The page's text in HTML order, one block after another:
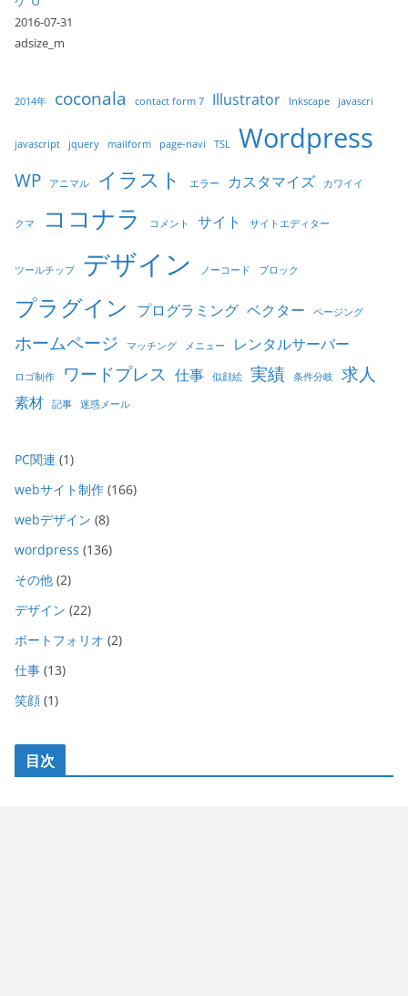
2016-07-31
adsize_m
2014年 coconala contact form 7 Illustrator Inkscape javascri
javascript jquery mailform page-navi TSL Wordpress
WP アニマル イラスト エラー カスタマイズ カワイイ
クマ ココナラ コメント サイト サイトエディター
ツールチップ デザイン ノーコード ブロック
プラグイン プログラミング ベクター ページング
ホームページ マッチング メニュー レンタルサーバー
ロゴ制作 ワードプレス 仕事 似顔絵 実績 条件分岐 求人
素材 記事 迷惑メール
PC関連 (1)
webサイト制作 (166)
webデザイン (8)
wordpress (136)
その他 (2)
デザイン (22)
ポートフォリオ (2)
仕事 (13)
笑顔 (1)
目次